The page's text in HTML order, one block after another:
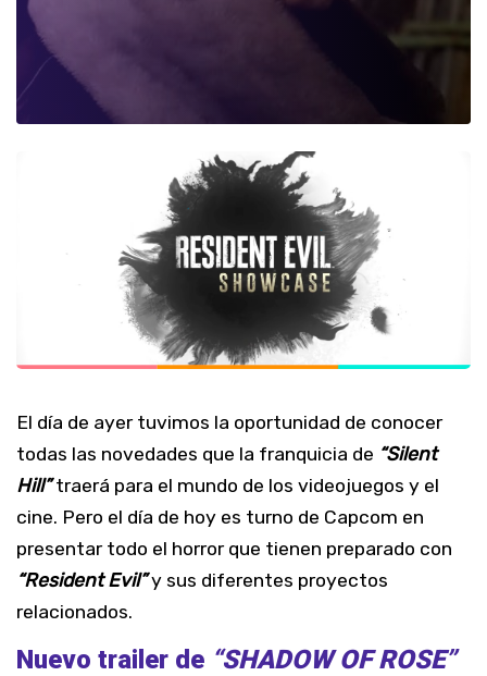
El día de ayer tuvimos la oportunidad de conocer
todas las novedades que la franquicia de “Silent
Hill”traerá para el mundo de los videojuegos y el
cine. Pero el día de hoy es turno de Capcom en
presentar todo el horror que tienen preparado con
“Resident Evil”y sus diferentes proyectos
relacionados.
Nuevo trailer de “SHADOW OF ROSE”